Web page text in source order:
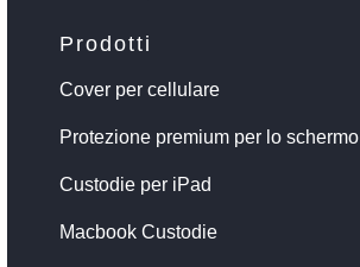
Prodotti
Cover per cellulare
Protezione premium per lo schermo
Custodie per iPad
Macbook Custodie